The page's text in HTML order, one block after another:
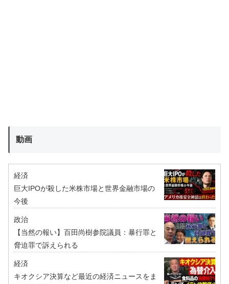
動画
経済
巨大IPOが殺した米株市場と世界金融市場の
今後
政治
【当然の報い】百田尚樹参院議員：暴行罪と
脅迫罪で訴えられる
経済
キオクシア決算など最近の経済ニュースをま